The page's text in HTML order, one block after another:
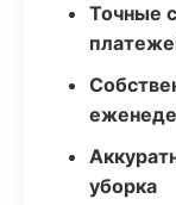
Точные
уборка